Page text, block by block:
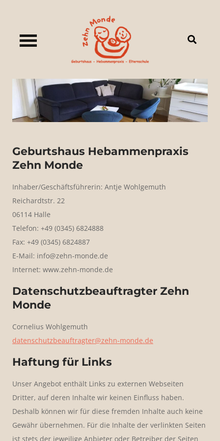
content
Geburtshaus Hebammenpraxis
Zehn Monde
Inhaber/Geschäftsführerin: Antje Wohlgemuth
Reichardtstr. 22
06114 Halle
Telefon: +49 (0345) 6824888
Fax: +49 (0345) 6824887
E-Mail: info@zehn-monde.de
Internet: www.zehn-monde.de
Datenschutzbeauftragter Zehn
Monde
Cornelius Wohlgemuth
datenschutzbeauftragter@zehn-monde.de
Haftung für Links
Unser Angebot enthält Links zu externen Webseiten
Dritter, auf deren Inhalte wir keinen Einfluss haben.
Deshalb können wir für diese fremden Inhalte auch keine
Gewähr übernehmen. Für die Inhalte der verlinkten Seiten
ist stets der jeweilige Anbieter oder Betreiber der Seiten